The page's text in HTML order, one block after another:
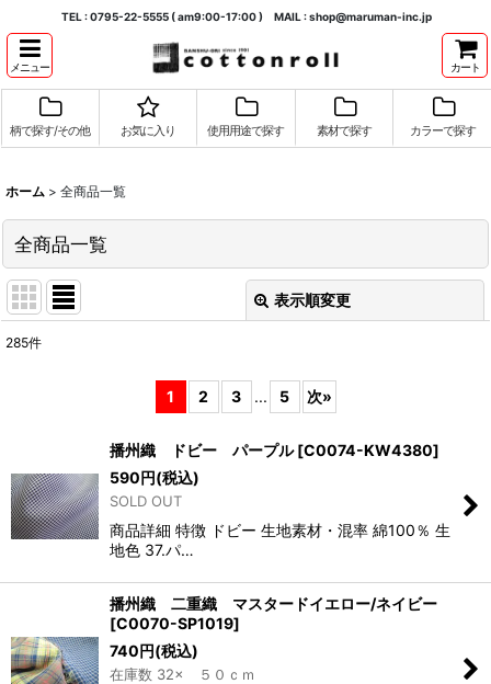
TEL : 0795-22-5555 ( am9:00-17:00 ) MAIL : shop@maruman-inc.jp
メニュー カート
柄で探す/その他 お気に入り 使用用途で探す 素材で探す カラーで探す
ホーム > 全商品一覧
全商品一覧
表示順変更
285件
1 2 3 ... 5 次»
播州織 ドビー パープル [C0074-KW4380]
590円(税込)
SOLD OUT
商品詳細 特徴 ドビー 生地素材・混率 綿100％ 生
地色 37.パ…
播州織 二重織 マスタードイエロー/ネイビー
[C0070-SP1019]
740円(税込)
在庫数 32× ５０ｃｍ